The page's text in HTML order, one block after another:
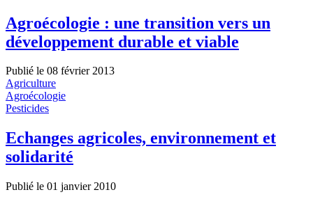
Agroécologie : une transition vers un
développement durable et viable
Publié le 08 février 2013
Agriculture
Agroécologie
Pesticides
Echanges agricoles, environnement et
solidarité
Publié le 01 janvier 2010